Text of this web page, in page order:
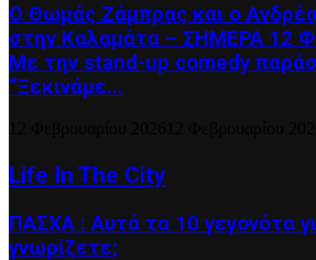
Ο Θωμάς Ζάμπρας και ο
στην Καλαμάτα – ΣΗΜΕΡΑ 12
Με την stand-up comedy
“Ξεκινάμε...
Life In The City
ΠΑΣΧΑ : Αυτά τα 10 γεγονότα
γνωρίζετε;